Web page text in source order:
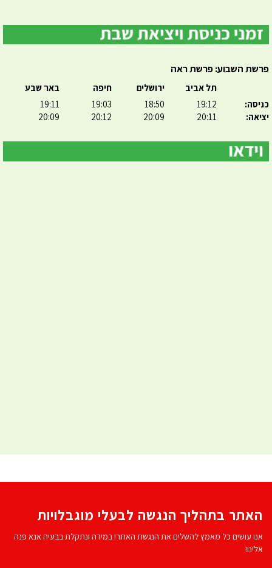
פרשת השבוע: פרשת ראה
כניסה:
יציאה:
תל אביב
19:12
20:11
ירושלים
18:50
20:09
חיפה
19:03
20:12
באר שבע
19:11
20:09
האתר בתהליך הנגשה לבעלי מוגבלויות
אנו עושים כל מאמץ להשלים את הנגשת האתר! במידה ונתקלת בבעיה אנא פנה
אלינו!